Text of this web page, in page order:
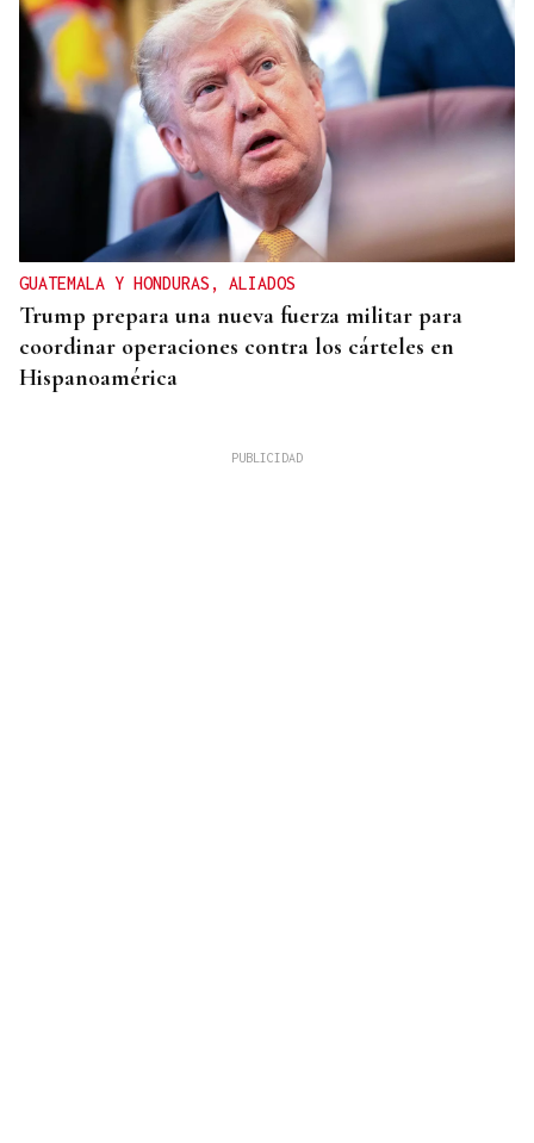
GUATEMALA Y HONDURAS, ALIADOS
Trump prepara una nueva fuerza militar para
coordinar operaciones contra los cárteles en
Hispanoamérica